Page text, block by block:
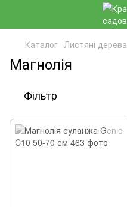
Каталог Листяні дерева
Магнолія
Фільтр